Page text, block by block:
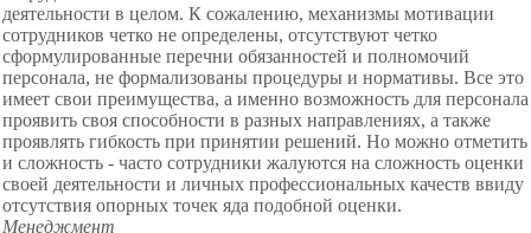
деятельности в целом. К сожалению, механизмы мотивации
сотрудников четко не определены, отсутствуют четко
сформулированные перечни обязанностей и полномочий
персонала, не формализованы процедуры и нормативы. Все это
имеет свои преимущества, а именно возможность для персонала
проявить своя способности в разных направлениях, а также
проявлять гибкость при принятии решений. Но можно отметить
и сложность - часто сотрудники жалуются на сложность оценки
своей деятельности и личных профессиональных качеств ввиду
отсутствия опорных точек яда подобной оценки.
Менеджмент